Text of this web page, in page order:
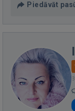
Piedāvāt